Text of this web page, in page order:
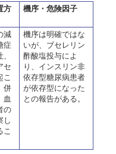
方
機序・危険因子
減
症
セ
こ
併
血
の
し
こ
機序は明確ではな
いが、ブセレリン
酢酸塩投与によ
り、インスリン非
依存型糖尿病患者
が依存型になった
との報告がある。